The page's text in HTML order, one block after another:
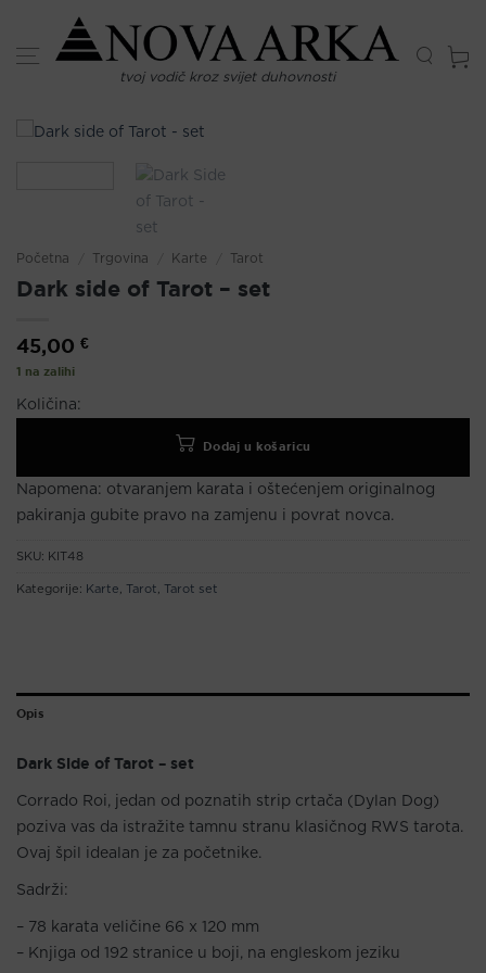
content
tvoj vodič kroz svijet duhovnosti
Početna Trgovina Karte Tarot
Dark side of Tarot – set
45,00 €
1 na zalihi
Količina:
Dodaj u košaricu
Napomena: otvaranjem karata i oštećenjem originalnog
pakiranja gubite pravo na zamjenu i povrat novca.
SKU: KIT48
Kategorije: Karte Tarot Tarot set
Opis
Dark Side of Tarot – set
Corrado Roi, jedan od poznatih strip crtača (Dylan Dog)
poziva vas da istražite tamnu stranu klasičnog RWS tarota.
Ovaj špil idealan je za početnike.
Sadrži:
– 78 karata veličine 66 x 120 mm
– Knjiga od 192 stranice u boji, na engleskom jeziku